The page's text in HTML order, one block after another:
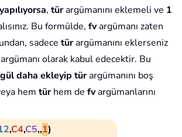
, türargümanını eklemeli ve 1
Bu formülde, fvargümanı zaten
sadece türargümanını eklerseniz
olarak kabul edecektir. Bu
daha ekleyip türargümanını boş
hem türhem de fvargümanlarını
,C4,C5,,1)